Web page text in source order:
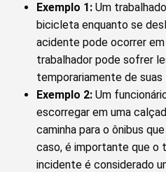
Exemplo 1: Um
bicicleta enquanto se
acidente pode ocorrer em
trabalhador pode sofrer
temporariamente de suas
Exemplo 2: Um
escorregar em uma
caminha para o ônibus
caso, é importante que o
incidente é considerado